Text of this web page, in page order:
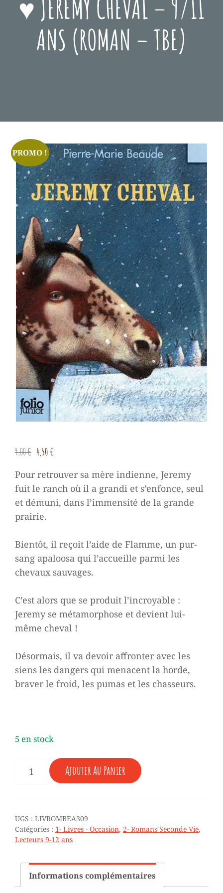
♥ JÉRÉMY CHEVAL – 9/11
ANS (ROMAN – TBE)
PROMO !
9,00€ Le
initial
était :
9,00 €.
4,50 €
actuel
est :
4,50 €.
Pour retrouver sa mère indienne, Jeremy
fuit le ranch où il a grandi et s’enfonce, seul
et démuni, dans l’immensité de la grande
prairie.
Bientôt, il reçoit l’aide de Flamme, un pur-
sang apaloosa qui l’accueille parmi les
chevaux sauvages.
C’est alors que se produit l’incroyable :
Jeremy se métamorphose et devient lui-
même cheval !
Désormais, il va devoir affronter avec les
siens les dangers qui menacent la horde,
braver le froid, les pumas et les chasseurs.
5 en stock
9/11
ANS
(ROMAN
TBE)
Ajouter Au Panier
UGS : LIVROMBEA309
Catégories : 1- Livres - Occasion, 2- Romans Seconde Vie,
Lecteurs 9-12 ans
Informations complémentaires